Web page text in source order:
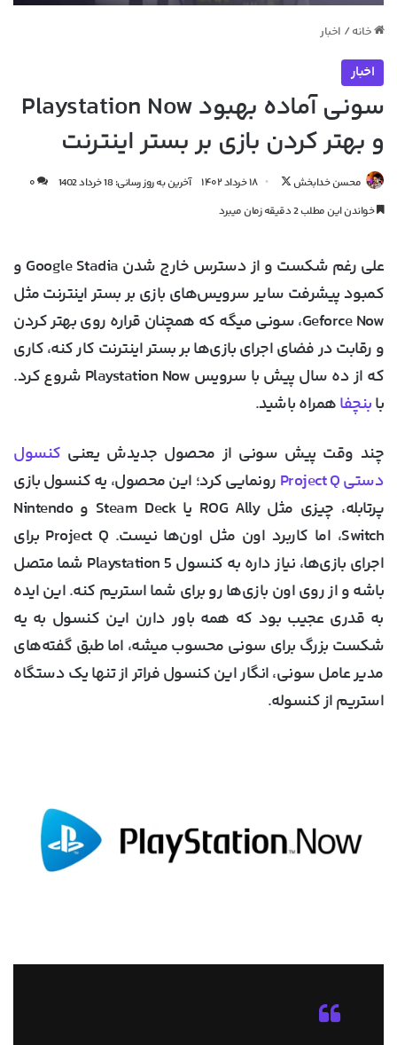
خانه / اخبار
اخبار
سونی آماده بهبود Playstation Now
و بهتر کردن بازی بر بستر اینترنت
محسن خدابخش
دنبال
کردن
۱۸ خرداد ۱۴۰۲ آخرین به روز رسانی: 18 خرداد 1402
۰
خواندن این مطلب 2 دقیقه زمان میبرد
علی رغم شکست و از دسترس خارج شدن Google Stadia و
کمبود پیشرفت سایر سرویس‌های بازی بر بستر اینترنت مثل
Geforce Now، سونی میگه که همچنان قراره روی بهتر کردن
و رقابت در فضای اجرای بازی‌ها بر بستر اینترنت کار کنه، کاری
که از ده سال پیش با سرویس Playstation Now شروع کرد.
بابنچفاهمراه باشید.
چند وقت پیش سونی از محصول جدیدش یعنی کنسول
دستی Project Q
رونمایی کرد؛ این محصول، یه کنسول بازی
پرتابله، چیزی مثل ROG Ally یا Steam Deck و Nintendo
Switch، اما کاربرد اون مثل اون‌ها نیست. Project Q برای
اجرای بازی‌ها، نیاز داره به کنسول Playstation 5 شما متصل
باشه و از روی اون بازی‌ها رو برای شما استریم کنه. این ایده
به قدری عجیب بود که همه باور دارن این کنسول به یه
شکست بزرگ برای سونی محسوب میشه، اما طبق گفته‌های
مدیر عامل سونی، انگار این کنسول فراتر از تنها یک دستگاه
استریم از کنسوله.